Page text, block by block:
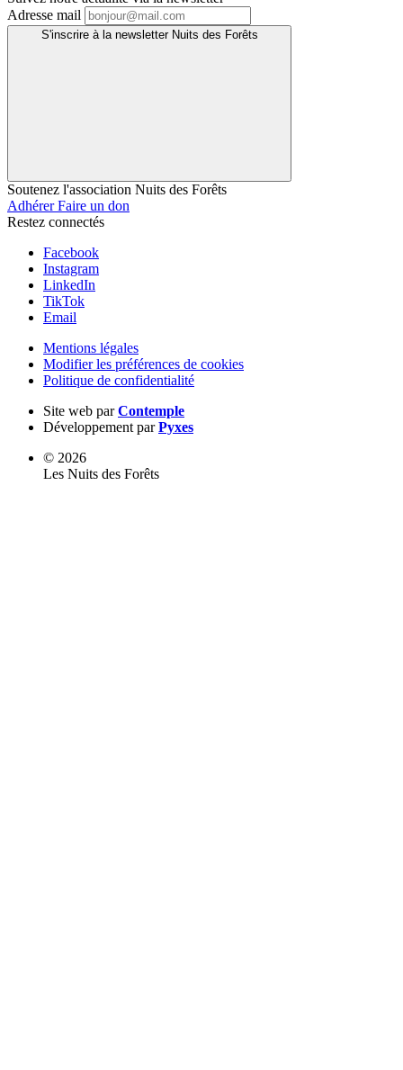
Adresse mail
S'inscrire à la newsletter Nuits des Forêts
Soutenez l'association Nuits des Forêts
Adhérer Faire un don
Restez connectés
Facebook
Instagram
LinkedIn
TikTok
Email
Mentions légales
Modifier les préférences de cookies
Politique de confidentialité
Site web parContemple
Développement parPyxes
© 2026
Les Nuits des Forêts